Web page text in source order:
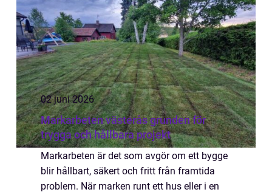
02 juni 2026
Markarbeten västerås grunden för
trygga och hållbara projekt
Markarbeten är det som avgör om ett bygge
blir hållbart, säkert och fritt från framtida
problem. När marken runt ett hus eller i en